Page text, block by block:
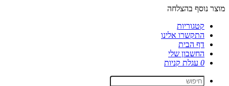
מוצר נוסף בהצלחה
קטגוריות
התקשרו אלינו
דף הבית
החשבון שלי
0 עגלת קניות